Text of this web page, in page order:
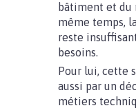
bâtiment et du
même temps,
reste
besoins.
Pour lui, cette
aussi par un
métiers